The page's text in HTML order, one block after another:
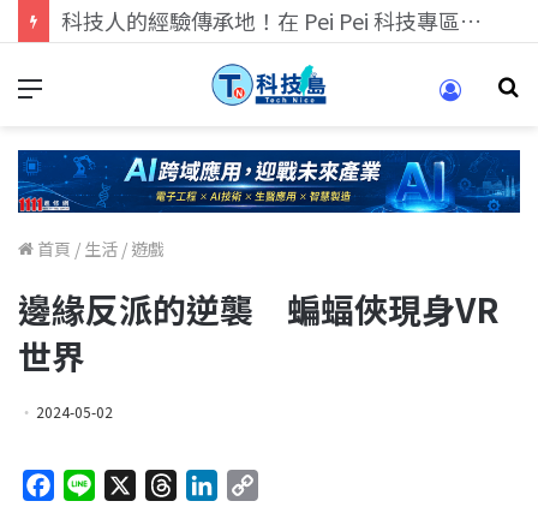
科技人找工作，就到TECH+ 科技專區!
首頁 / 生活 / 遊戲
邊緣反派的逆襲 蝙蝠俠現身VR
世界
2024-05-02